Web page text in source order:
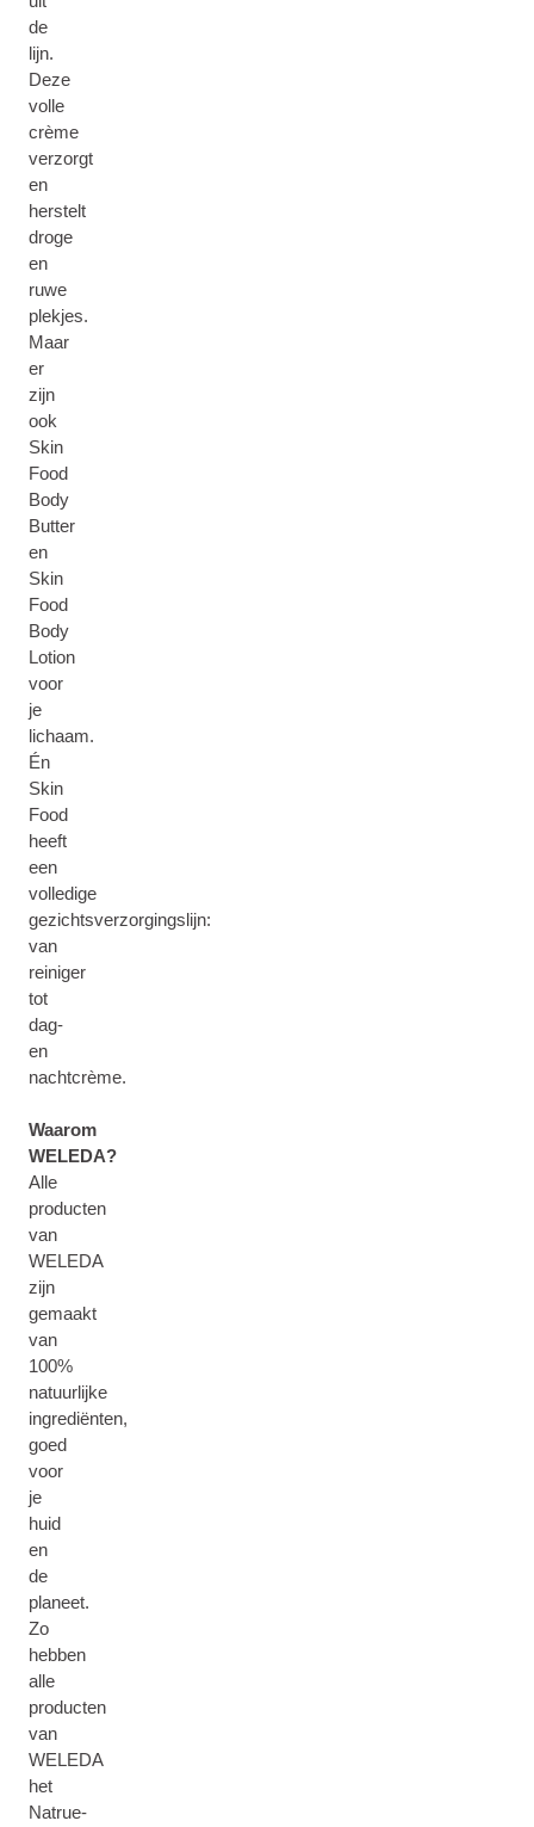
de
lijn.
Deze
volle
crème
verzorgt
en
herstelt
droge
en
ruwe
plekjes.
Maar
er
zijn
ook
Skin
Food
Body
Butter
en
Skin
Food
Body
Lotion
voor
je
lichaam.
Én
Skin
Food
heeft
een
volledige
gezichtsverzorgingslijn:
van
reiniger
tot
dag-
en
nachtcrème.
Waarom
WELEDA?
Alle
producten
van
WELEDA
zijn
gemaakt
van
100%
natuurlijke
ingrediënten,
goed
voor
je
huid
en
de
planeet.
Zo
hebben
alle
producten
van
WELEDA
het
Natrue-